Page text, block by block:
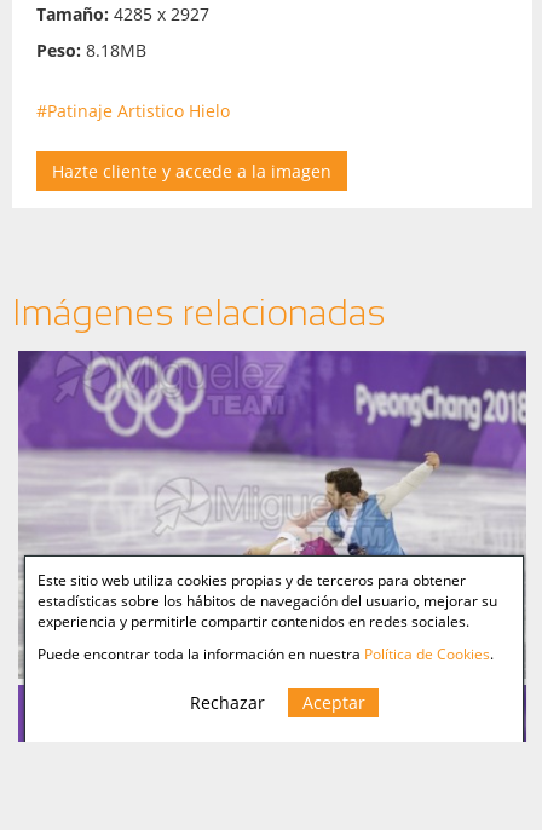
Tamaño: 4285 x 2927
Peso: 8.18MB
#Patinaje Artistico Hielo
Hazte cliente y accede a la imagen
Imágenes relacionadas
Este sitio web utiliza cookies propias y de terceros para obtener
estadísticas sobre los hábitos de navegación del usuario, mejorar su
experiencia y permitirle compartir contenidos en redes sociales.
Puede encontrar toda la información en nuestra Política de Cookies.
Rechazar Aceptar